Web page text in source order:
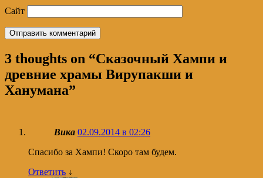
Сайт
3 thoughts on “Сказочный Хампи и
древние храмы Вирупакши и
Ханумана”
Вика 02.09.2014 в 02:26
Спасибо за Хампи! Скоро там будем.
Ответить ↓